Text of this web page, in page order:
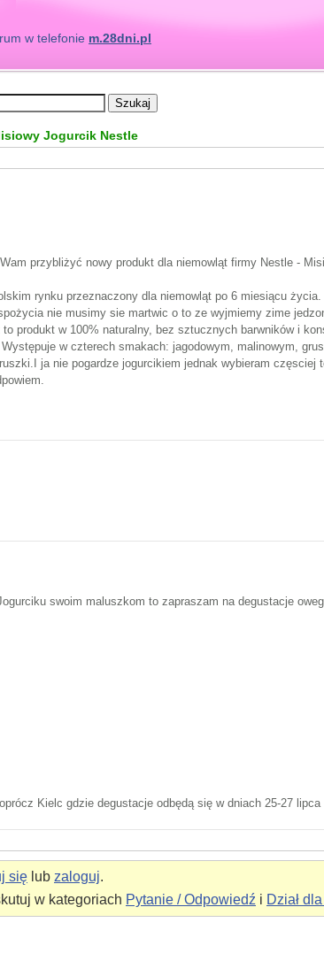
w telefonie m.28dni.pl
Jogurcik Nestle
przybliżyć nowy produkt dla niemowląt firmy Nestle -
rynku przeznaczony dla niemowląt po 6 miesiącu
nie musimy sie martwic o to ze wyjmiemy zime
produkt w 100% naturalny, bez sztucznych barwników i
w czterech smakach: jagodowym, malinowym,
ja nie pogardze jogurcikiem jednak wybieram częsciej
swoim maluszkom to zapraszam na degustacje
Kielc gdzie degustacje odbędą się w dniach 25-27 lipca
się lub zaloguj.
w kategoriach Pytanie / Odpowiedź i Dział